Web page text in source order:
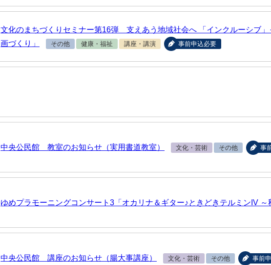
文化のまちづくりセミナー第16弾 支えあう地域社会へ 「インクルーシブ
画づくり」
その他 健康・福祉 講座・講演 事前申込必要
中央公民館 教室のお知らせ（実用書道教室） 文化・芸術 その他 事
ゆめプラモーニングコンサート3「オカリナ＆ギター♪ときどきテルミンIV ～
中央公民館 講座のお知らせ（腸大事講座） 文化・芸術 その他 事前